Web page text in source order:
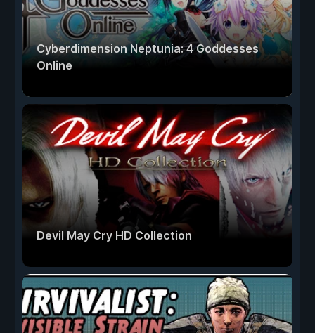
Cyberdimension Neptunia: 4 Goddesses
Online
Devil May Cry HD Collection